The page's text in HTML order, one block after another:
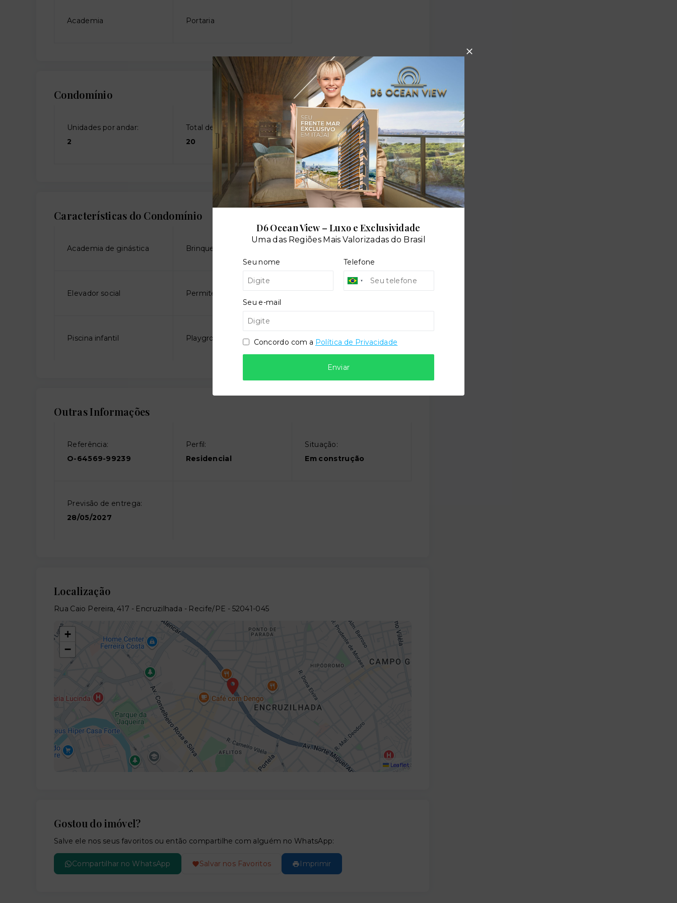
Academia Portaria
Condomínio
Unidades por andar:
2
Total de andares:
20
Características do Condomínio
Academia de ginástica Brinquedoteca
Elevador social Permite animais Piscina adulto
Piscina infantil Playground Salão de festas
Outras Informações
Referência:
O-64569-99239
Perfil:
Residencial
Situação:
Em construção
Previsão de entrega:
28/05/2027
Localização
Rua Caio Pereira, 417 - Encruzilhada - Recife/PE - 52041-045
+
−
Leaflet
Gostou do imóvel?
Salve ele nos seus favoritos ou então compartilhe com alguém no WhatsApp:
Compartilhar no WhatsApp Salvar nos Favoritos Imprimir
D6 Ocean View – Luxo e Exclusividade
Uma das Regiões Mais Valorizadas do Brasil
Seu nome Telefone
Seu e-mail
Concordo com a Política de Privacidade
Enviar